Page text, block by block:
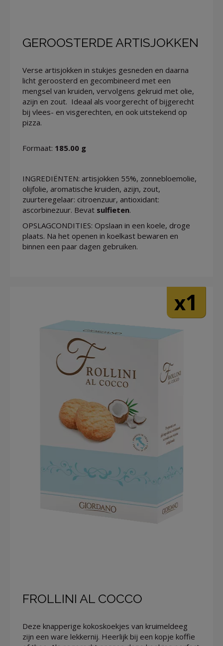
GEROOSTERDE ARTISJOKKEN
Verse artisjokken in stukjes gesneden en daarna
licht geroosterd en gecombineerd met een
mengsel van kruiden, vervolgens gekruid met olie,
azijn en zout. Ideaal als voorgerecht of bijgerecht
bij vlees- en visgerechten, en ook uitstekend op
pizza.
Formaat: 185.00 g
INGREDIËNTEN: artisjokken 55%, zonnebloemolie,
olijfolie, aromatische kruiden, azijn, zout,
zuurteregelaar: citroenzuur, antioxidant:
ascorbinezuur. Bevat sulfieten.
OPSLAGCONDITIES: Opslaan in een koele, droge
plaats. Na het openen in koelkast bewaren en
binnen een paar dagen gebruiken.
FROLLINI AL COCCO
Deze knapperige kokoskoekjes van kruimeldeeg
zijn een ware lekkernij. Heerlijk bij een kopje koffie
x1